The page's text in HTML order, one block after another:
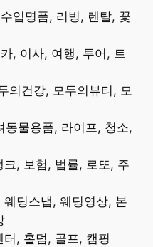
입명품, 리빙, 렌탈, 꽃
, 이사, 여행, 투어, 트
의건강, 모두의뷰티, 모
동물용품, 라이프, 청소,
크, 보험, 법률, 로또, 주
웨딩스냅, 웨딩영상, 본
터, 홀덤, 골프, 캠핑